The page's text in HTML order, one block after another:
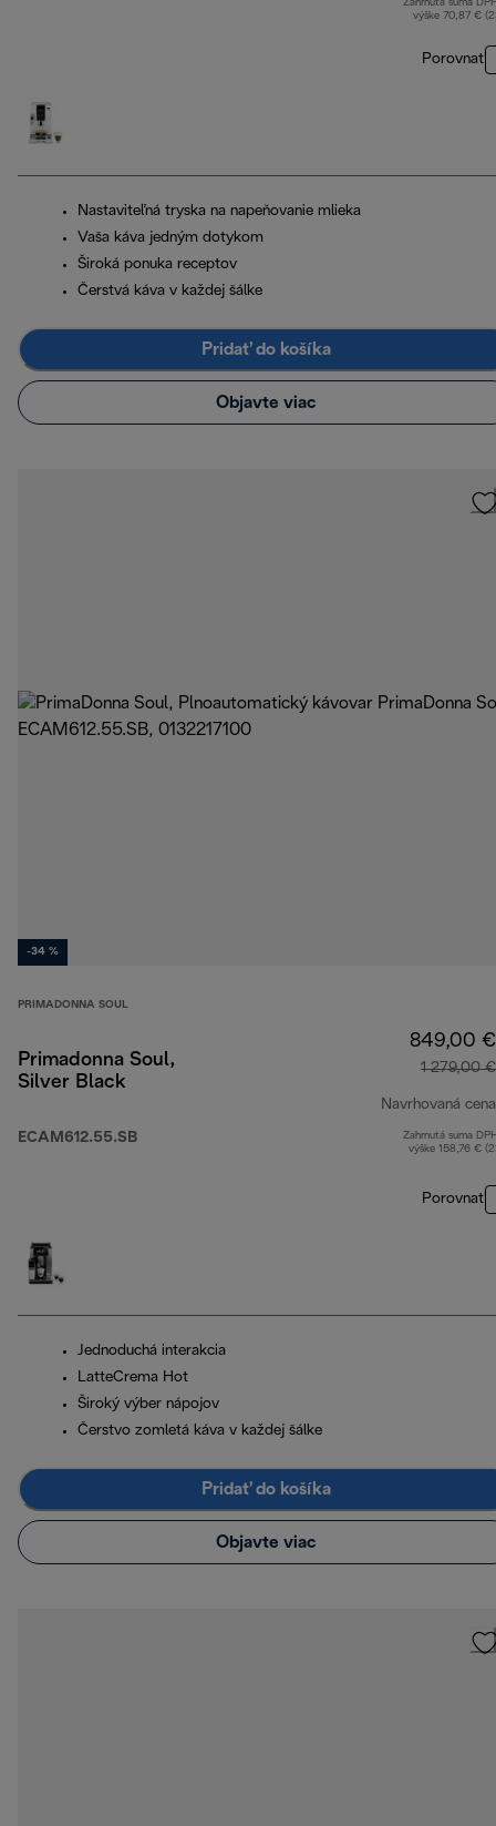
Zahrnutá suma
výške 70,87 €
Porovnať
Nastaviteľná tryska na napeňovanie mlieka
Vaša káva jedným dotykom
Široká ponuka receptov
Čerstvá káva v každej šálke
Pridať do košíka
Objavte viac
-34 %
PRIMADONNA SOUL
Primadonna Soul,
Silver Black
ECAM612.55.SB
849,00 €
1 279,00 €
Navrhovaná cena
Zahrnutá suma
výške 158,76 €
Porovnať
Jednoduchá interakcia
LatteCrema Hot
Široký výber nápojov
Čerstvo zomletá káva v každej šálke
Pridať do košíka
Objavte viac